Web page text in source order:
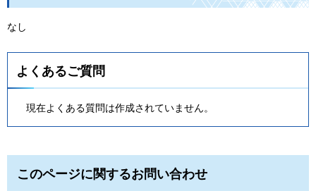
なし
よくあるご質問
現在よくある質問は作成されていません。
このページに関するお問い合わせ